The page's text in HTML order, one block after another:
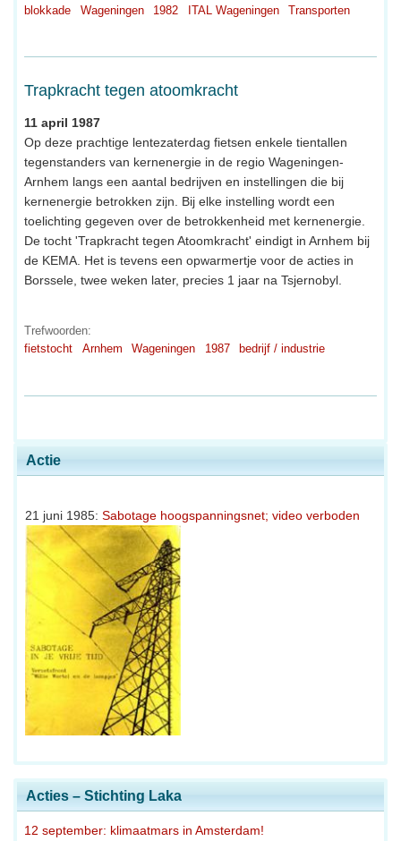
Actie
21 juni 1985: Sabotage hoogspanningsnet; video verboden
Acties – Stichting Laka
12 september: klimaatmars in Amsterdam!
blokkade
Wageningen 1982 ITAL Wageningen Transporten
Trapkracht tegen atoomkracht
11 april 1987
Op deze prachtige lentezaterdag fietsen enkele tientallen
tegenstanders van kernenergie in de regio Wageningen-
Arnhem langs een aantal bedrijven en instellingen die bij
kernenergie betrokken zijn. Bij elke instelling wordt een
toelichting gegeven over de betrokkenheid met kernenergie.
De tocht 'Trapkracht tegen Atoomkracht' eindigt in Arnhem bij
de KEMA. Het is tevens een opwarmertje voor de acties in
Borssele, twee weken later, precies 1 jaar na Tsjernobyl.
Trefwoorden:
fietstocht
Arnhem Wageningen 1987 bedrijf / industrie